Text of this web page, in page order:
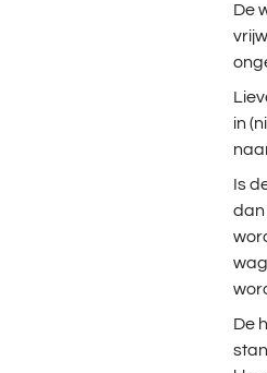
De
in
Is
dan
De